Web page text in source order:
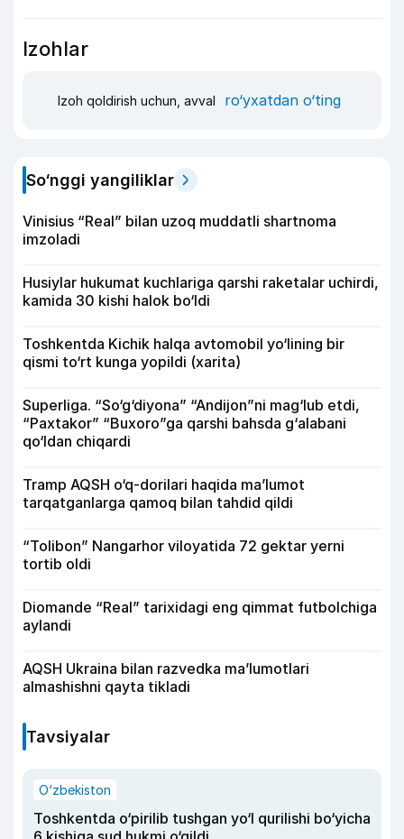
Izohlar
Izoh qoldirish uchun, avval ro‘yxatdan o‘ting
So‘nggi yangiliklar
Vinisius “Real” bilan uzoq muddatli shartnoma
imzoladi
Husiylar hukumat kuchlariga qarshi raketalar uchirdi,
kamida 30 kishi halok bo‘ldi
Toshkentda Kichik halqa avtomobil yo‘lining bir
qismi to‘rt kunga yopildi (xarita)
Superliga. “So‘g‘diyona” “Andijon”ni mag‘lub etdi,
“Paxtakor” “Buxoro”ga qarshi bahsda g‘alabani
qo‘ldan chiqardi
Tramp AQSH o‘q-dorilari haqida ma’lumot
tarqatganlarga qamoq bilan tahdid qildi
“Tolibon” Nangarhor viloyatida 72 gektar yerni
tortib oldi
Diomande “Real” tarixidagi eng qimmat futbolchiga
aylandi
AQSH Ukraina bilan razvedka ma’lumotlari
almashishni qayta tikladi
Tavsiyalar
O‘zbekiston
Toshkentda o‘pirilib tushgan yo‘l qurilishi bo‘yicha